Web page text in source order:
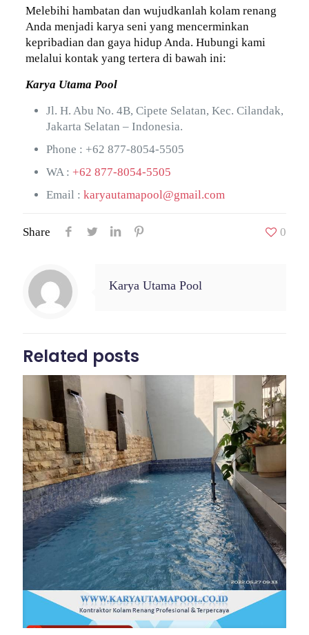
Melebihi hambatan dan wujudkanlah kolam renang
Anda menjadi karya seni yang mencerminkan
kepribadian dan gaya hidup Anda. Hubungi kami
melalui kontak yang tertera di bawah ini:
Karya Utama Pool
Jl. H. Abu No. 4B, Cipete Selatan, Kec. Cilandak,
Jakarta Selatan – Indonesia.
Phone : +62 877-8054-5505
WA : +62 877-8054-5505
Email : karyautamapool@gmail.com
Share 0
Karya Utama Pool
Related posts